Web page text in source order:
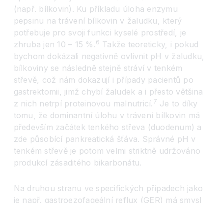
(např. bílkovin). Ku příkladu úloha enzymu
pepsinu na trávení bílkovin v žaludku, který
potřebuje pro svoji funkci kyselé prostředí, je
zhruba jen 10 – 15 %.6 Takže teoreticky, i pokud
bychom dokázali negativně ovlivnit pH v žaludku,
bílkoviny se následně stejně stráví v tenkém
střevě, což nám dokazují i případy pacientů po
gastrektomii, jimž chybí žaludek a i přesto většina
z nich netrpí proteinovou malnutricí. 7 Je to díky
tomu, že dominantní úlohu v trávení bílkovin má
především začátek tenkého střeva (duodenum) a
zde působící pankreatická šťáva. Správné pH v
tenkém střevě je potom velmi striktně udržováno
produkcí zásaditého bikarbonátu.
Na druhou stranu ve specifických případech jako
je např. gastroezofageální reflux (GER) má smysl